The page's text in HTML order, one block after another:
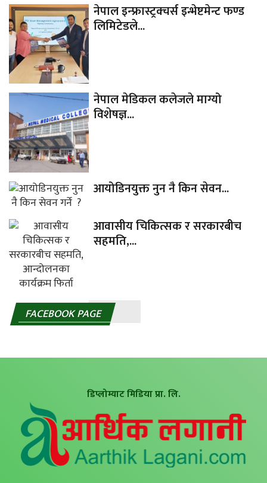
नेपाल इन्फ्रास्ट्रक्चर्स इन्भेष्टमेन्ट फण्ड
लिमिटेडले...
नेपाल मेडिकल कलेजले माग्यो
विशेषज्ञ...
आयोडिनयुक्त नुन नै किन सेवन...
आवासीय चिकित्सक र सरकारबीच
सहमति,...
FACEBOOK PAGE
डिप्लोम्याट मिडिया प्रा. लि.